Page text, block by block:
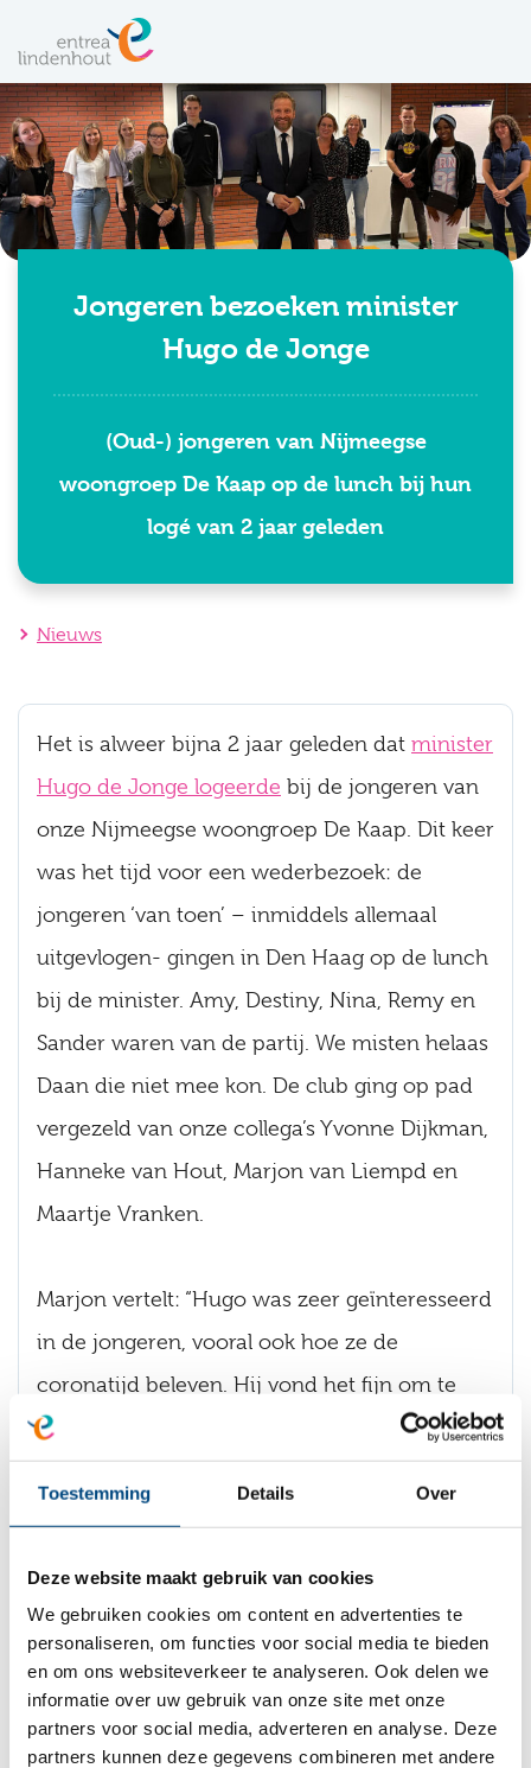
Toestemming Details Over
Deze website maakt gebruik van cookies
We gebruiken cookies om content en advertenties te
personaliseren, om functies voor social media te bieden
en om ons websiteverkeer te analyseren. Ook delen we
informatie over uw gebruik van onze site met onze
partners voor social media, adverteren en analyse. Deze
partners kunnen deze gegevens combineren met andere
Jongeren bezoeken minister
Hugo de Jonge
(Oud-) jongeren van Nijmeegse
woongroep De Kaap op de lunch bij hun
logé van 2 jaar geleden
Nieuws
Het is alweer bijna 2 jaar geleden dat minister
Hugo de Jonge logeerde bij de jongeren van
onze Nijmeegse woongroep De Kaap. Dit keer
was het tijd voor een wederbezoek: de
jongeren ‘van toen’ – inmiddels allemaal
uitgevlogen- gingen in Den Haag op de lunch
bij de minister. Amy, Destiny, Nina, Remy en
Sander waren van de partij. We misten helaas
Daan die niet mee kon. De club ging op pad
vergezeld van onze collega’s Yvonne Dijkman,
Hanneke van Hout, Marjon van Liempd en
Maartje Vranken.
Marjon vertelt: “Hugo was zeer geïnteresseerd
in de jongeren, vooral ook hoe ze de
coronatijd beleven. Hij vond het fijn om te
horen dat een paar jongeren weer thuis
zijn bezoek aan ons heel open en kwetsbaar
op. Dat maakte het voor ons en de jongeren
weer een bijzondere ontmoeting!”